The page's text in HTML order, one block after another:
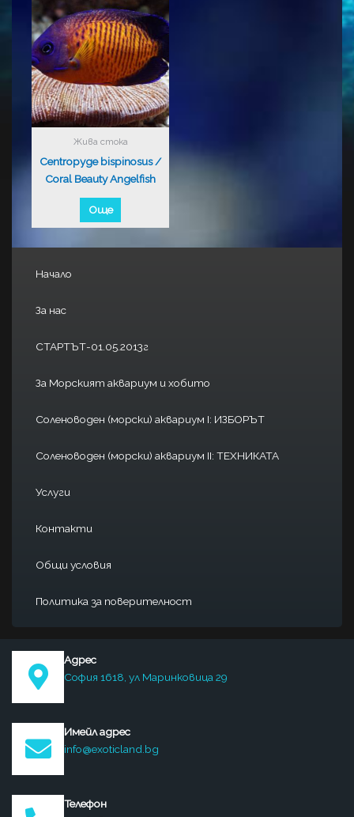
Начало
За нас
СТАРТЪТ-01.05.2013г
За Морският аквариум и хобито
Соленоводен (морски) аквариум I: ИЗБОРЪТ
Соленоводен (морски) аквариум II: ТЕХНИКАТА
Услуги
Контакти
Общи условия
Политика за поверителност
Жива стока
Centropyge bispinosus /
Coral Beauty Angelfish
Още
Адрес
София 1618, ул Маринковица 29
Имейл адрес
info@exoticland.bg
Телефон